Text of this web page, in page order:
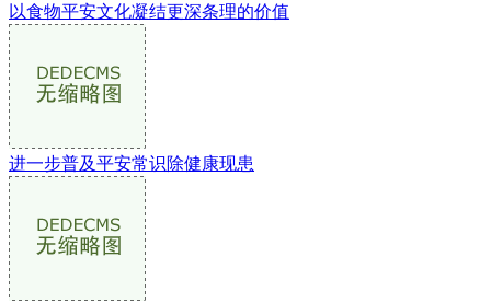
以食物平安文化凝结更深条理的价值
进一步普及平安常识除健康现患